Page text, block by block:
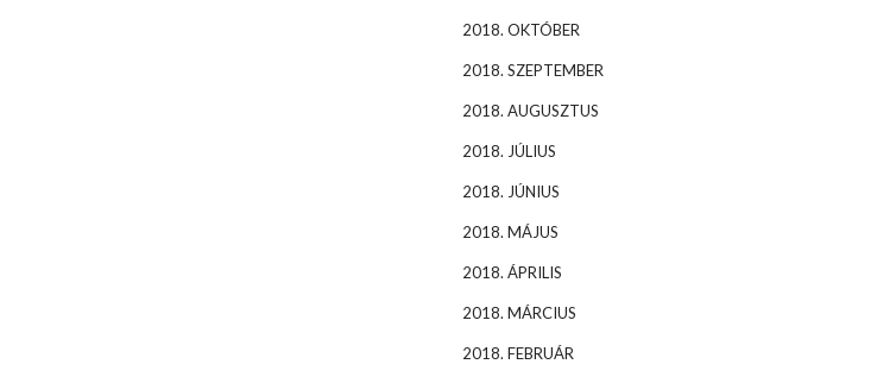
2018. OKTÓBER
2018. SZEPTEMBER
2018. AUGUSZTUS
2018. JÚLIUS
2018. JÚNIUS
2018. MÁJUS
2018. ÁPRILIS
2018. MÁRCIUS
2018. FEBRUÁR